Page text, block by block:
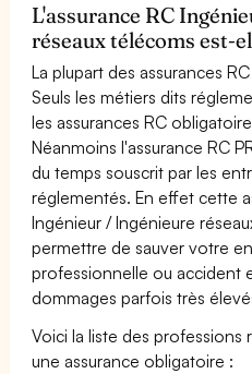
L'assurance RC
réseaux télécoms est-
La plupart des assurances
Seuls les métiers dits
les assurances RC
Néanmoins l'assurance RC
du temps souscrit par les
réglementés. En effet cette
Ingénieur / Ingénieure
permettre de sauver votre
professionnelle ou accident
dommages parfois très
Voici la liste des professions
une assurance obligatoire :